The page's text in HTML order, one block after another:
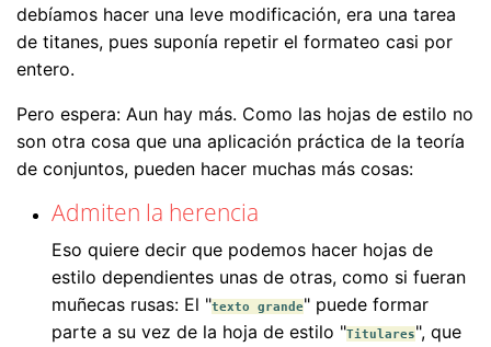
debíamos hacer una leve modificación, era una tarea
de titanes, pues suponía repetir el formateo casi por
entero.
Pero espera: Aun hay más. Como las hojas de estilo no
son otra cosa que una aplicación práctica de la teoría
de conjuntos, pueden hacer muchas más cosas:
Admiten la herencia
Eso quiere decir que podemos hacer hojas de
estilo dependientes unas de otras, como si fueran
muñecas rusas: El "texto grande" puede formar
parte a su vez de la hoja de estilo "Titulares", que